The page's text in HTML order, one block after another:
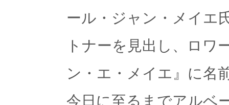
ール・ジャン・メイエ
トナーを見出し、ロワ
ン・エ・メイエ』に名
今日に至るまでアルベ